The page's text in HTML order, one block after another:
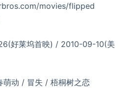
movies/flipped
好莱坞首映) / 2010-09-10(美
萌动 / 冒失 / 梧桐树之恋